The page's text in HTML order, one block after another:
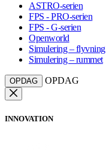
ASTRO-serien
FPS - PRO-serien
FPS - G-serien
Openworld
Simulering – flyvning
Simulering – rummet
OPDAG OPDAG
INNOVATION